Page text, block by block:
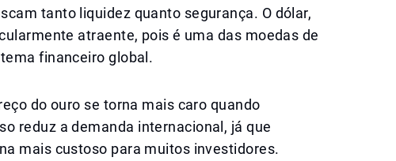
tanto liquidez quanto segurança. O dólar,
atraente, pois é uma das moedas de
financeiro global.
do ouro se torna mais caro quando
reduz a demanda internacional, já que
mais custoso para muitos investidores.